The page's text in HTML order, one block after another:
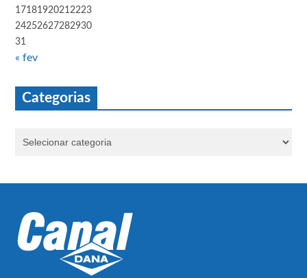
1718192021 2223
24252627282930
31
« fev
Categorias